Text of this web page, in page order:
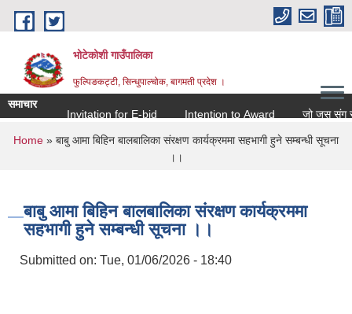
Skip to main content
भोटेकोशी गाउँपालिका
फुल्पिङकट्टी, सिन्धुपाल्चोक, बागमती प्रदेश ।
समाचार
Invitation for E-bid
Intention to Award जो जस संग
You are here
Home » बाबु आमा बिहिन बालबालिका संरक्षण कार्यक्रममा सहभागी हुने सम्बन्धी सूचना
।।
बाबु आमा बिहिन बालबालिका संरक्षण कार्यक्रममा
सहभागी हुने सम्बन्धी सूचना ।।
Submitted on: Tue, 01/06/2026 - 18:40